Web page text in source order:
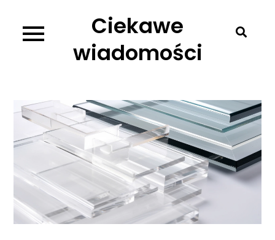
content
Ciekawe
wiadomości